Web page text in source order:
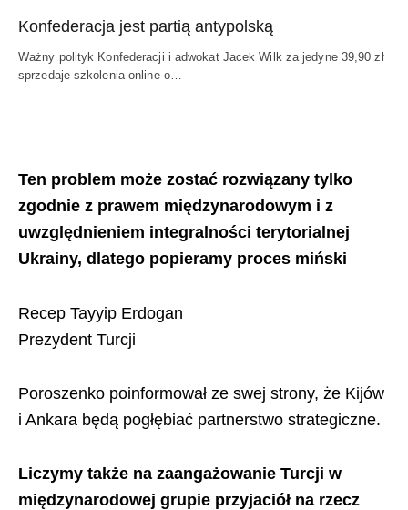
Konfederacja jest partią antypolską
Ważny polityk Konfederacji i adwokat Jacek Wilk za jedyne 39,90 zł
sprzedaje szkolenia online o…
Ten problem może zostać rozwiązany tylko
zgodnie z prawem międzynarodowym i z
uwzględnieniem integralności terytorialnej
Ukrainy, dlatego popieramy proces miński
Recep Tayyip Erdogan
Prezydent Turcji
Poroszenko poinformował ze swej strony, że Kijów
i Ankara będą pogłębiać partnerstwo strategiczne.
Liczymy także na zaangażowanie Turcji w
międzynarodowej grupie przyjaciół na rzecz